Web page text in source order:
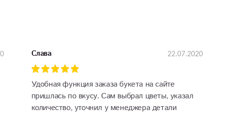
Слава 22.07.2020
Удобная функция заказа букета на сайте
пришлась по вкусу. Сам выбрал цветы, указал
количество, уточнил у менеджера детали